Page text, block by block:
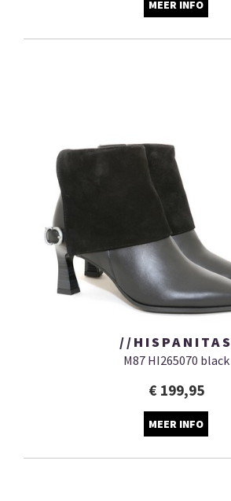
MEER INFO
//HISPANITAS
M87 HI265070 black
€ 199,95
MEER INFO